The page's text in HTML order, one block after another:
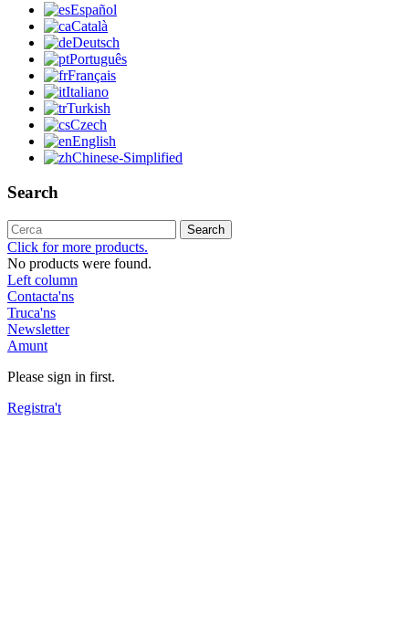
Español
Català
Deutsch
Português
Français
Italiano
Turkish
Czech
English
Chinese-Simplified
Search
Search
Click for more products.
No products were found.
Left column
Contacta'ns
Truca'ns
Newsletter
Amunt
Please sign in first.
Registra't